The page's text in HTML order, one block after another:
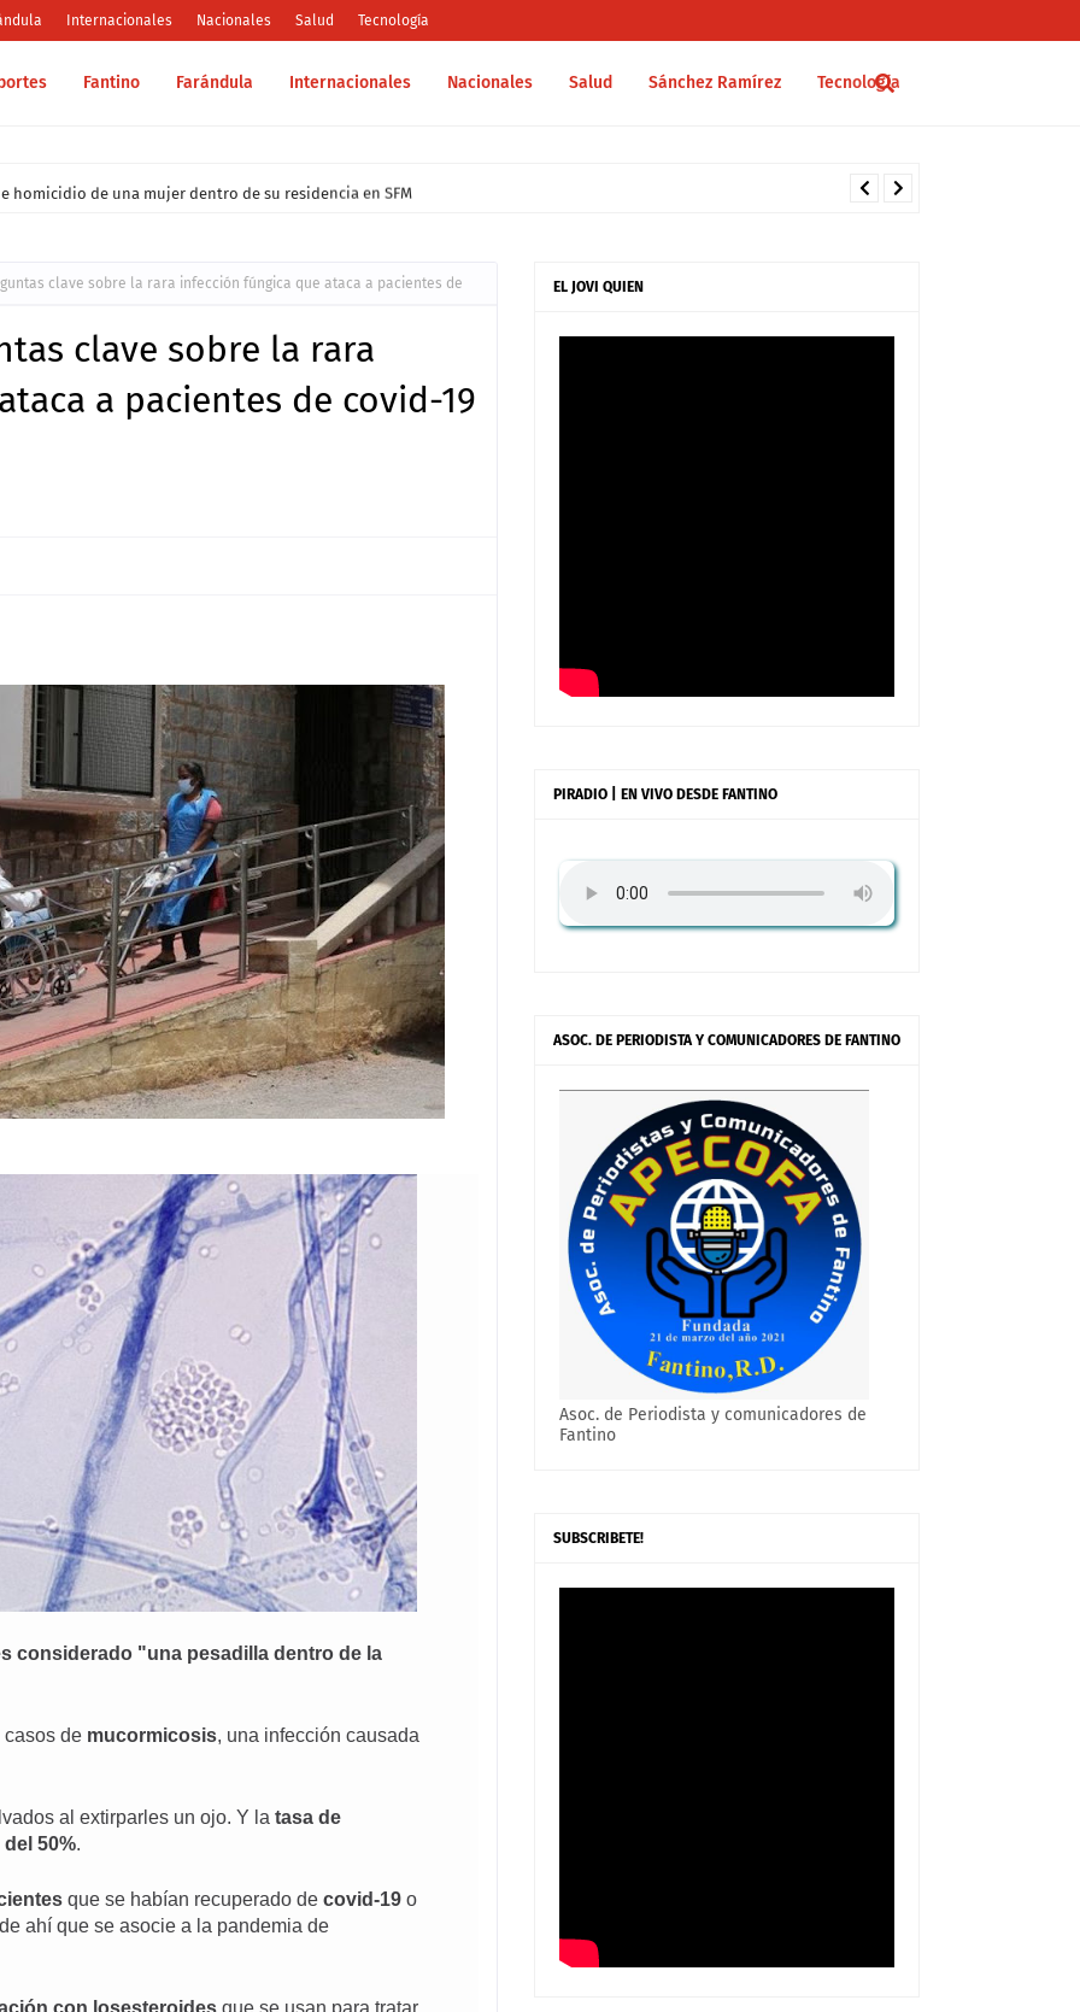
Internacionales Nacionales Salud Tecnología
Fantino Farándula Internacionales Nacionales Salud Sánchez Ramírez Tecnología
homicidio de una mujer dentro de su residencia en SFM
clave sobre la rara infección fúngica que ataca a pacientes de
clave sobre la rara
a pacientes de covid-19
considerado "una pesadilla dentro de la
casos de mucormicosis, una infección causada
al extirparles un ojo. Y la tasa de
50%.
que se habían recuperado de covid-19 o
ahí que se asocie a la pandemia de
con losesteroides que se usan para tratar
EL JOVI QUIEN
PIRADIO | EN VIVO DESDE FANTINO
ASOC. DE PERIODISTA Y COMUNICADORES DE FANTINO
Asoc. de Periodista y comunicadores de
Fantino
SUBSCRIBETE!